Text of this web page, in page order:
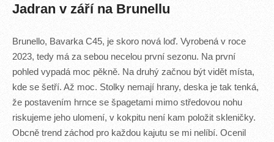
Jadran v září na Brunellu
Brunello, Bavarka C45, je skoro nová loď. Vyrobená v roce
2023, tedy má za sebou necelou první sezonu. Na první
pohled vypadá moc pěkně. Na druhý začnou být vidět místa,
kde se šetří. Až moc. Stolky nemají hrany, deska je tak tenká,
že postavením hrnce se špagetami mimo středovou nohu
riskujeme jeho ulomení, v kokpitu není kam položit skleničky.
Obcně trend záchod pro každou kajutu se mi nelíbí. Ocenil